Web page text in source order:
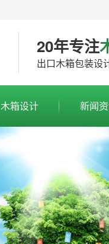
20年专注
出口木箱包装设
木箱设计 新闻